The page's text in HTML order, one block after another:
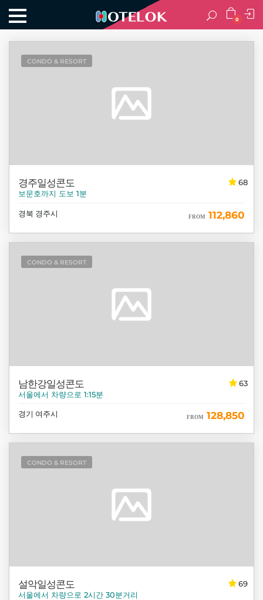
CONDO & RESORT
68
경주일성콘도
보문호까지 도보 1분
경북 경주시 FROM 112,860
CONDO & RESORT
63
남한강일성콘도
서울에서 차량으로 1:15분
경기 여주시 FROM 128,850
CONDO & RESORT
69
설악일성콘도
서울에서 차량으로 2시간 30분거리
0